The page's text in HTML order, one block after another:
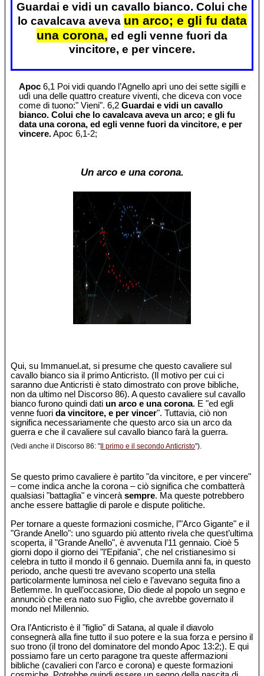
Guardai e vidi un cavallo bianco. Colui che
lo cavalcava aveva un arco; e gli fu data
una corona, ed egli venne fuori da
vincitore, e per vincere.
Apoc 6,1 Poi vidi quando l’Agnello aprì uno dei sette sigilli e
udì una delle quattro creature viventi, che diceva con voce
come di tuono:" Vieni". 6,2Guardai e vidi un cavallo
bianco. Colui che lo cavalcava aveva un arco; e gli fu
data una corona, ed egli venne fuori da vincitore, e per
vincere.Apoc 6,1-2;
Un arco e una corona.
Qui, su Immanuel.at, si presume che questo cavaliere sul
cavallo bianco sia il primo Anticristo. (Il motivo per cui ci
saranno due Anticristi è stato dimostrato con prove bibliche,
non da ultimo nel Discorso 86). A questo cavaliere sul cavallo
bianco furono quindi dati un arco e una corona. E "ed egli
venne fuorida vincitore, e per vincer". Tuttavia, ciò non
significa necessariamente che questo arco sia un arco da
guerra e che il cavaliere sul cavallo bianco farà la guerra.
(Vedi anche il Discorso 86: " Il primo e il secondo Anticristo").
Se questo primo cavaliere è partito "da vincitore, e per vincere"
– come indica anche la corona – ciò significa che combatterà
qualsiasi "battaglia" e vinceràsempre. Ma queste potrebbero
anche essere battaglie di parole e dispute politiche.
Per tornare a queste formazioni cosmiche, l’"Arco Gigante" e il
"Grande Anello": uno sguardo più attento rivela che quest’ultima
scoperta, il "Grande Anello", è avvenuta l’11 gennaio. Cioè 5
giorni dopo il giorno dei "l’Epifania", che nel cristianesimo si
celebra in tutto il mondo il 6 gennaio. Duemila anni fa, in questo
periodo, anche questi tre avevano scoperto una stella
particolarmente luminosa nel cielo e l’avevano seguita fino a
Betlemme. In quell’occasione, Dio diede al popolo un segno e
annunciò che era nato suo Figlio, che avrebbe governato il
mondo nel Millennio.
Ora l’Anticristo è il "figlio" di Satana, al quale il diavolo
consegnerà alla fine tutto il suo potere e la sua forza e persino il
suo trono (il trono del dominatore del mondo Apoc 13:2;). E qui
possiamo fare un certo paragone tra queste affermazioni
bibliche (cavalieri con l’arco e corona) e queste formazioni